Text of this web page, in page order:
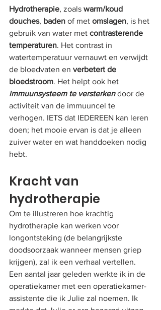
Hydrotherapie, zoals warm/koud
douches, baden of met omslagen, is het
gebruik van water met contrasterende
temperaturen. Het contrast in
watertemperatuur vernauwt en verwijdt
de bloedvaten en verbetert de
bloedstroom. Het helpt ook het
immuunsysteem te versterken door de
activiteit van de immuuncel te
verhogen. IETS dat IEDEREEN kan leren
doen; het mooie ervan is dat je alleen
zuiver water en wat handdoeken nodig
hebt.
Kracht van
hydrotherapie
Om te illustreren hoe krachtig
hydrotherapie kan werken voor
longontsteking (de belangrijkste
doodsoorzaak wanneer mensen griep
krijgen), zal ik een verhaal vertellen.
Een aantal jaar geleden werkte ik in de
operatiekamer met een operatiekamer-
assistente die ik Julie zal noemen. Ik